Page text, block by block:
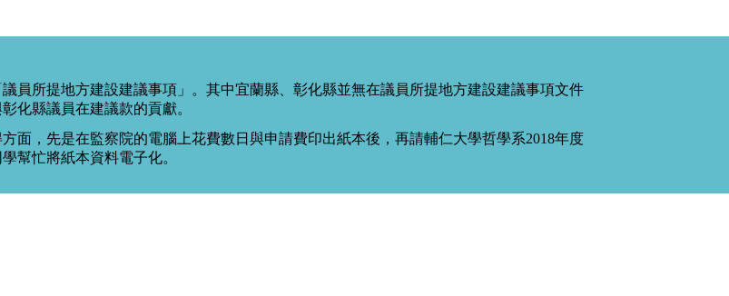
議員所提地方建設建議事項」。其中宜蘭縣、彰化縣並無在議員所提地方建設建議事項文件
化縣議員在建議款的貢獻。
面，先是在監察院的電腦上花費數日與申請費印出紙本後，再請輔仁大學哲學系2018年度
幫忙將紙本資料電子化。